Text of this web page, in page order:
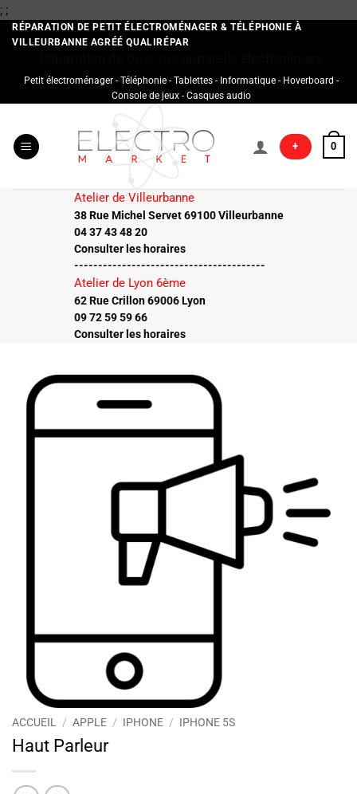
; ;Passer
au
contenu
RÉPARATION DE PETIT ÉLECTROMÉNAGER & TÉLÉPHONIE À
VILLEURBANNE AGRÉÉ QUALIRÉPAR
Petit électroménager - Téléphonie - Tablettes - Informatique - Hoverboard -
Console de jeux - Casques audio
+ 0
Atelier de Villeurbanne
38 Rue Michel Servet 69100 Villeurbanne
04 37 43 48 20
Consulter les horaires
----------------------------------------
Atelier de Lyon 6ème
62 Rue Crillon 69006 Lyon
09 72 59 59 66
Consulter les horaires
ACCUEIL / APPLE / IPHONE / IPHONE 5S
Haut Parleur